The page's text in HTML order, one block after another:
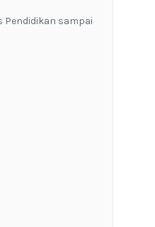
Pendidikan sampai